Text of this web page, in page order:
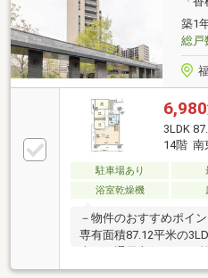
築1
総戸
6,980
3LDK
14階 南
駐車場あり
浴室乾燥機
－物件のおすすめポイ
専有面積87.12平米の
置・食洗機付きの対面